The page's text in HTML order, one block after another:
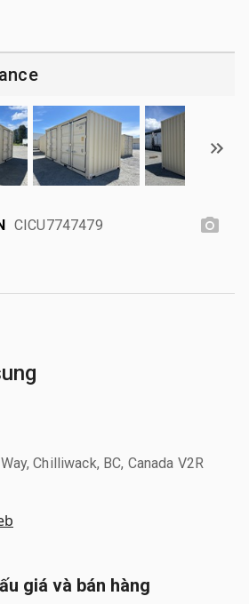
CICU7747479
Chilliwack, BC, Canada V2R
giá và bán hàng